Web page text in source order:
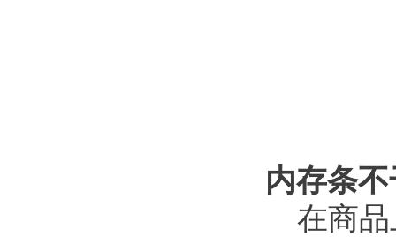
内存条
在商品